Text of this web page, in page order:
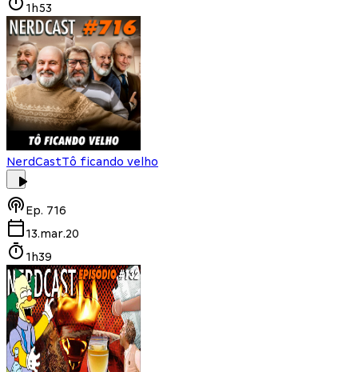
1h53
NerdCastTô ficando velho
Ep. 716
13.mar.20
1h39